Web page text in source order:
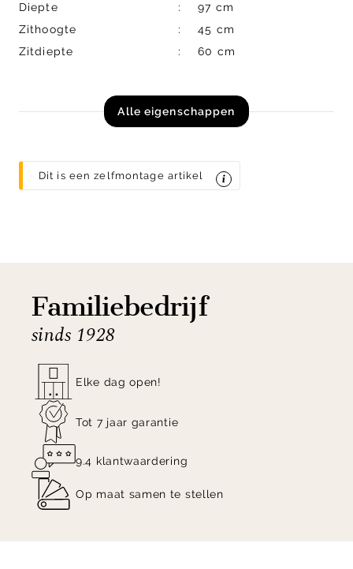
Diepte
97 cm
Zithoogte
45 cm
Zitdiepte
60 cm
Alle eigenschappen
Dit is een zelfmontage artikel
Familiebedrijf
sinds 1928
Elke dag open!
Tot 7 jaar garantie
9.4 klantwaardering
Op maat samen te stellen